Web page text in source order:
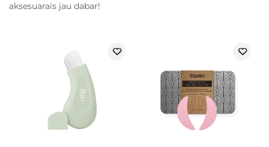
aksesuarais jau dabar!